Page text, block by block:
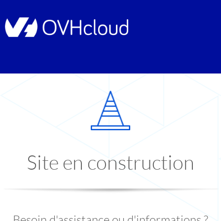
Site en construction